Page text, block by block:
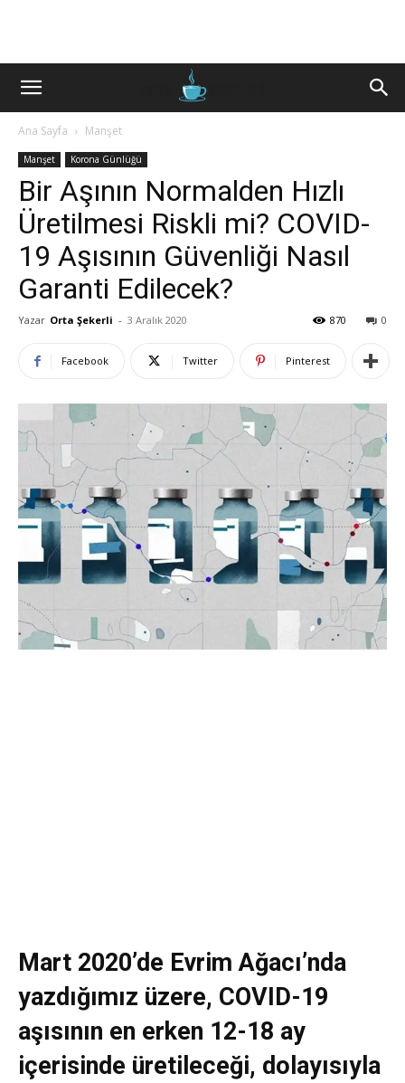
Ana Sayfa Manşet
Manşet Korona Günlüğü
Bir Aşının Normalden Hızlı
Üretilmesi Riskli mi? COVID-
19 Aşısının Güvenliği Nasıl
Garanti Edilecek?
Yazar Orta Şekerli - 3 Aralık 2020 0
870
Facebook Twitter Pinterest
Mart 2020’de Evrim Ağacı’nda
yazdığımız üzere, COVID-19
aşısının en erken 12-18 ay
içerisinde üretileceği, dolayısıyla